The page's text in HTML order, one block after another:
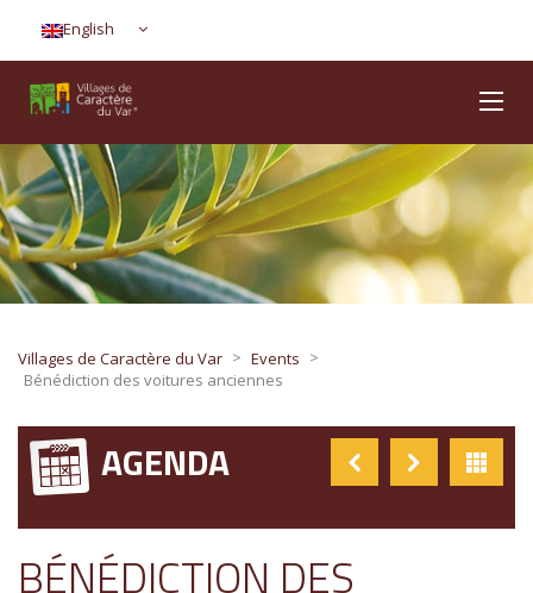
English
Villages de Caractère du Var > Events >
Bénédiction des voitures anciennes
AGENDA
BÉNÉDICTION DES